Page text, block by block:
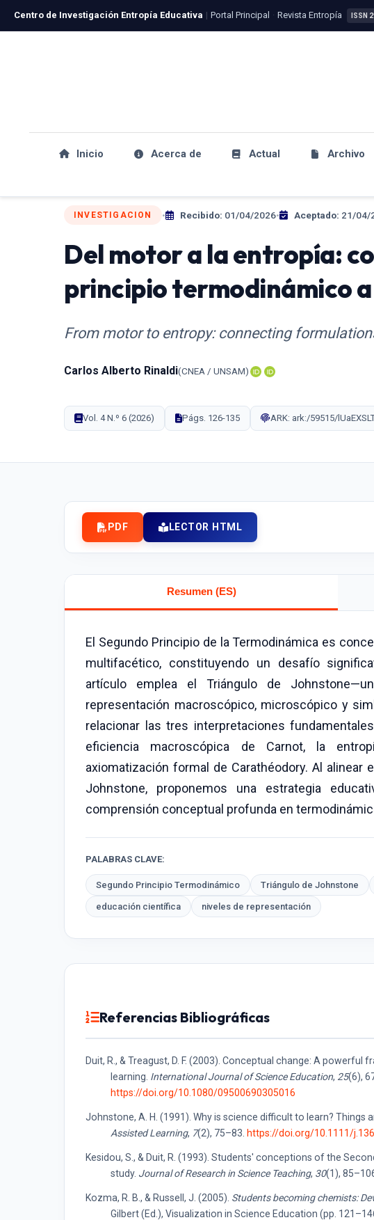
Centro de Investigación Entropía Educativa | Portal Principal · Revista Entropía ISSN
Inicio Acerca de Actual Archivo
INVESTIGACION • Recibido: 01/04/2026• Aceptado: 21/04/
Del motor a la entropía:
principio termodinámico
From motor to entropy: connecting
Carlos Alberto Rinaldi CNEA / UNSAM
Vol. 4 N.º 6 (2026) Págs. 126-135 ARK: ark:/59515/
PDF LECTOR HTML
Resumen (ES)
El Segundo Principio de la Termodinámica es
multifacético, constituyendo un desafío
artículo emplea el Triángulo de
representación macroscópico, microscópico y
relacionar las tres interpretaciones
eficiencia macroscópica de Carnot, la
axiomatización formal de Carathéodory. Al
Johnstone, proponemos una estrategia
comprensión conceptual profunda en
PALABRAS CLAVE:
Segundo Principio Termodinámico Triángulo de Johnstone
educación científica niveles de representación
Referencias Bibliográficas
Duit, R., & Treagust, D. F. (2003). Conceptual change: A
learning. International Journal of Science Education, 25(6),
https://doi.org/10.1080/09500690305016
Johnstone, A. H. (1991). Why is science difficult to learn? Things
Assisted Learning, 7(2), 75–83. https://doi.org/10.1111/
Kesidou, S., & Duit, R. (1993). Students' conceptions of the
study. Journal of Research in Science Teaching, 30(1),
Kozma, R. B., & Russell, J. (2005). Students becoming chemists:
Gilbert (Ed.), Visualization in Science Education (pp.